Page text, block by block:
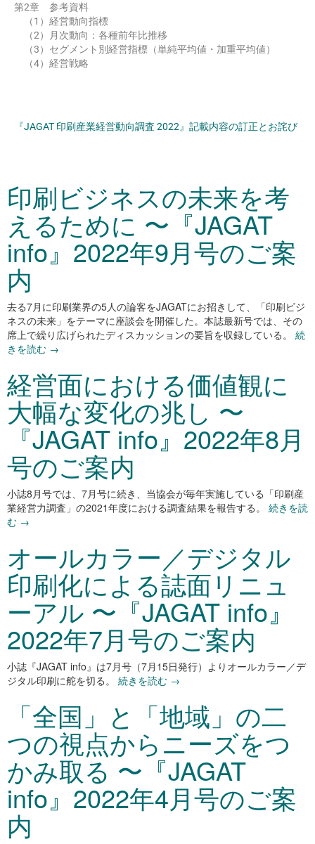
第2章 参考資料
（1）経営動向指標
（2）月次動向：各種前年比推移
（3）セグメント別経営指標（単純平均値・加重平均値）
（4）経営戦略
『JAGAT 印刷産業経営動向調査 2022』記載内容の訂正とお詫び
印刷ビジネスの未来を考
えるために 〜『JAGAT
info』2022年9月号のご案
内
去る7月に印刷業界の5人の論客をJAGATにお招きして、「印刷ビジ
ネスの未来」をテーマに座談会を開催した。本誌最新号では、その
席上で繰り広げられたディスカッションの要旨を収録している。 続
きを読む →
経営面における価値観に
大幅な変化の兆し 〜
『JAGAT info』2022年8月
号のご案内
小誌8月号では、7月号に続き、当協会が毎年実施している「印刷産
業経営力調査」の2021年度における調査結果を報告する。 続きを読
む →
オールカラー／デジタル
印刷化による誌面リニュ
ーアル 〜『JAGAT info』
2022年7月号のご案内
小誌『JAGAT info』は7月号（7月15日発行）よりオールカラー／デ
ジタル印刷に舵を切る。 続きを読む →
「全国」と「地域」の二
つの視点からニーズをつ
かみ取る 〜『JAGAT
info』2022年4月号のご案
内